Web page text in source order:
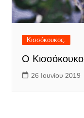
Κισσόκουκος.
Ο
26 Ιουνίου 2019